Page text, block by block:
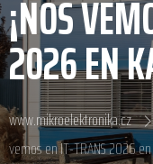
¡NOS
2026 EN
www.mikroelektronika.cz
vemos en IT-TRANS 2026